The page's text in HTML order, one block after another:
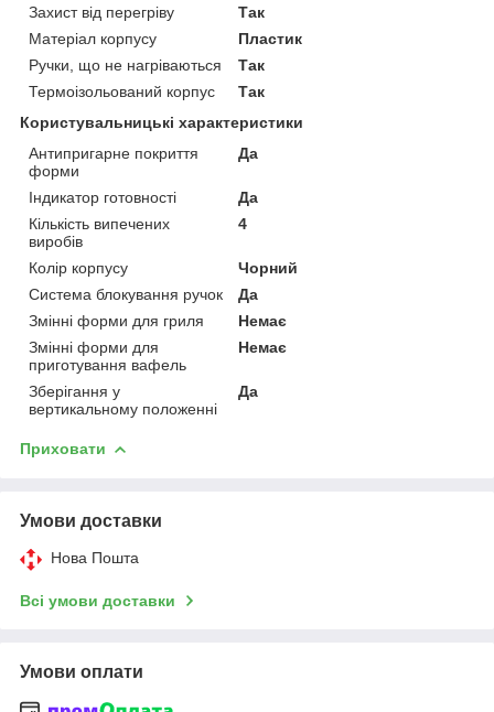
Захист від перегріву
Так
Матеріал корпусу
Пластик
Ручки, що не нагріваються
Так
Термоізольований корпус
Так
Користувальницькі характеристики
Антипригарне покриття
форми
Да
Індикатор готовності
Да
Кількість випечених
виробів
4
Колір корпусу
Чорний
Система блокування ручок
Да
Змінні форми для гриля
Немає
Змінні форми для
приготування вафель
Немає
Зберігання у
вертикальному положенні
Да
Приховати
Умови доставки
Нова Пошта
Всі умови доставки
Умови оплати